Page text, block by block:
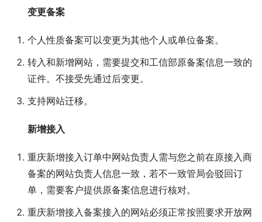
变更备案
个人性质备案可以变更为其他个人或单位备案。
转入和新增网站，需要提交和工信部原备案信息一致的
证件。不接受先通过后变更。
支持网站迁移。
新增接入
重庆新增接入订单中网站负责人需与您之前在原接入商
备案的网站负责人信息一致，若不一致管局会驳回订
单，需要客户提供原备案信息进行核对。
重庆新增接入备案接入的网站必须正常按照要求开放网